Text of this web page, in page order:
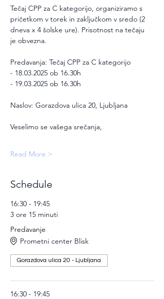
Tečaj CPP za C kategorijo, organiziramo s
pričetkom v torek in zaključkom v sredo (2
dneva x 4 šolske ure). Prisotnost na tečaju
je obvezna.
Predavanja: Tečaj CPP za C kategorijo
- 18.03.2025 ob 16.30h
- 19.03.2025 ob 16.30h
Naslov: Gorazdova ulica 20, Ljubljana
Veselimo se vašega srečanja,
Read More >
Schedule
16:30 - 19:45
3 ore 15 minuti
Predavanje
Prometni center Blisk
Gorazdova ulica 20 - Ljubljana
16:30 - 19:45